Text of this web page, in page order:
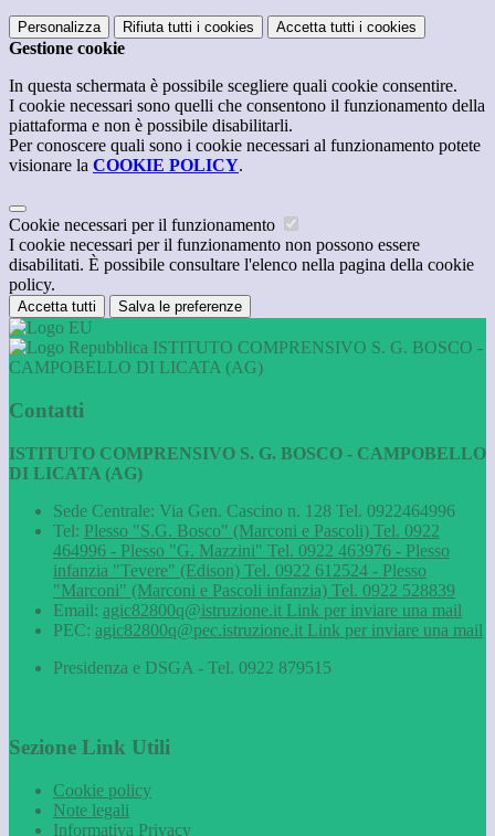
Personalizza Rifiuta tutti i cookies Accetta tutti i cookies
Gestione cookie
In questa schermata è possibile scegliere quali cookie consentire.
I cookie necessari sono quelli che consentono il funzionamento della
piattaforma e non è possibile disabilitarli.
Per conoscere quali sono i cookie necessari al funzionamento potete
visionare la COOKIE POLICY.
Cookie necessari per il funzionamento
I cookie necessari per il funzionamento non possono essere
disabilitati. È possibile consultare l'elenco nella pagina della cookie
policy.
Accetta tutti Salva le preferenze
ISTITUTO COMPRENSIVO S. G. BOSCO -
CAMPOBELLO DI LICATA (AG)
Contatti
ISTITUTO COMPRENSIVO S. G. BOSCO - CAMPOBELLO
DI LICATA (AG)
Sede Centrale: Via Gen. Cascino n. 128 Tel. 0922464996
Tel: Plesso "S.G. Bosco" (Marconi e Pascoli) Tel. 0922
464996 - Plesso "G. Mazzini" Tel. 0922 463976 - Plesso
infanzia "Tevere" (Edison) Tel. 0922 612524 - Plesso
"Marconi" (Marconi e Pascoli infanzia) Tel. 0922 528839
Email: agic82800q@istruzione.it Link per inviare una mail
PEC: agic82800q@pec.istruzione.it Link per inviare una mail
Presidenza e DSGA - Tel. 0922 879515
Sezione Link Utili
Cookie policy
Note legali
Informativa Privacy